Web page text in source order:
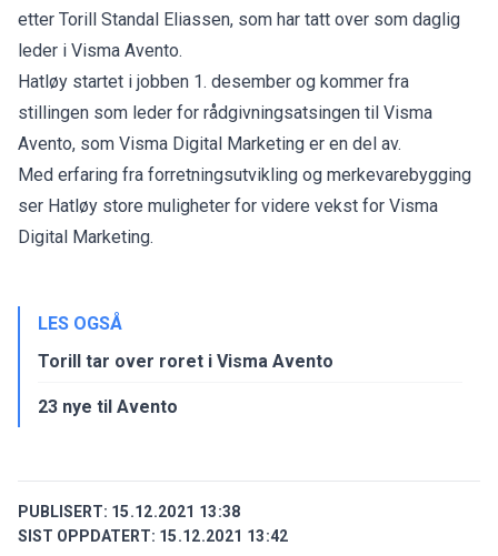
etter Torill Standal Eliassen, som har tatt over som daglig
leder i Visma Avento.
Hatløy startet i jobben 1. desember og kommer fra
stillingen som leder for rådgivningsatsingen til Visma
Avento, som Visma Digital Marketing er en del av.
Med erfaring fra forretningsutvikling og merkevarebygging
ser Hatløy store muligheter for videre vekst for Visma
Digital Marketing.
LES OGSÅ
Torill tar over roret i Visma Avento
23 nye til Avento
PUBLISERT: 15.12.2021 13:38
SIST OPPDATERT: 15.12.2021 13:42